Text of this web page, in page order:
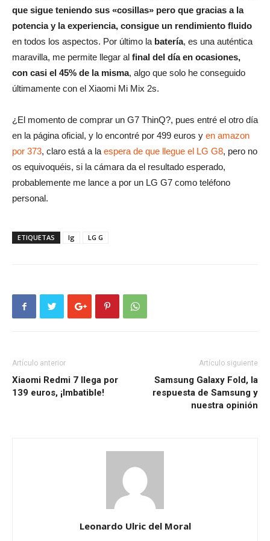
que sigue teniendo sus «cosillas» pero que gracias a la
potencia y la experiencia, consigue un rendimiento fluido
en todos los aspectos. Por último la batería, es una auténtica
maravilla, me permite llegar al final del día en ocasiones,
con casi el 45% de la misma, algo que solo he conseguido
últimamente con el Xiaomi Mi Mix 2s.
¿El momento de comprar un G7 ThinQ?, pues entré el otro día
en la página oficial, y lo encontré por 499 euros y en amazon
por 373, claro está a la espera de que llegue el LG G8, pero no
os equivoquéis, si la cámara da el resultado esperado,
probablemente me lance a por un LG G7 como teléfono
personal.
ETIQUETAS lg LG G
Artículo anterior
Xiaomi Redmi 7 llega por
139 euros, ¡Imbatible!
Artículo siguiente
Samsung Galaxy Fold, la
respuesta de Samsung y
nuestra opinión
Leonardo Ulric del Moral